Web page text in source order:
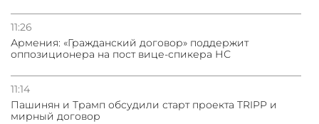
11:26
Армения: «Гражданский договор» поддержит
оппозиционера на пост вице-спикера НС
11:14
Пашинян и Трамп обсудили старт проекта TRIPP и
мирный договор